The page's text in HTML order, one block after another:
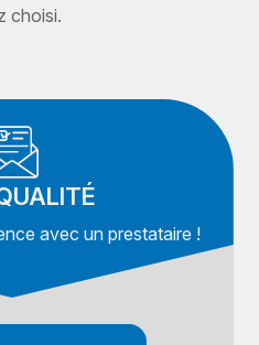
choisi.
avec un prestataire !